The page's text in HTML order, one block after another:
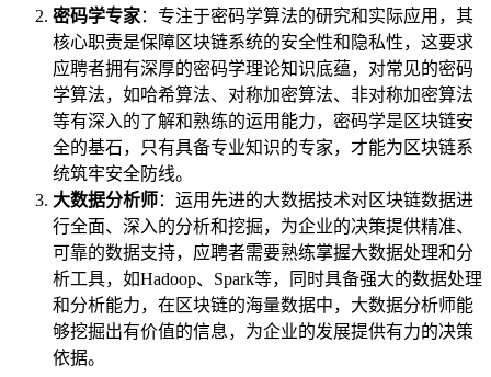
密码学专家：专注于密码学算法的研究和实际应用，其
核心职责是保障区块链系统的安全性和隐私性，这要求
应聘者拥有深厚的密码学理论知识底蕴，对常见的密码
学算法，如哈希算法、对称加密算法、非对称加密算法
等有深入的了解和熟练的运用能力，密码学是区块链安
全的基石，只有具备专业知识的专家，才能为区块链系
统筑牢安全防线。
大数据分析师：运用先进的大数据技术对区块链数据进
行全面、深入的分析和挖掘，为企业的决策提供精准、
可靠的数据支持，应聘者需要熟练掌握大数据处理和分
析工具，如Hadoop、Spark等，同时具备强大的数据处理
和分析能力，在区块链的海量数据中，大数据分析师能
够挖掘出有价值的信息，为企业的发展提供有力的决策
依据。